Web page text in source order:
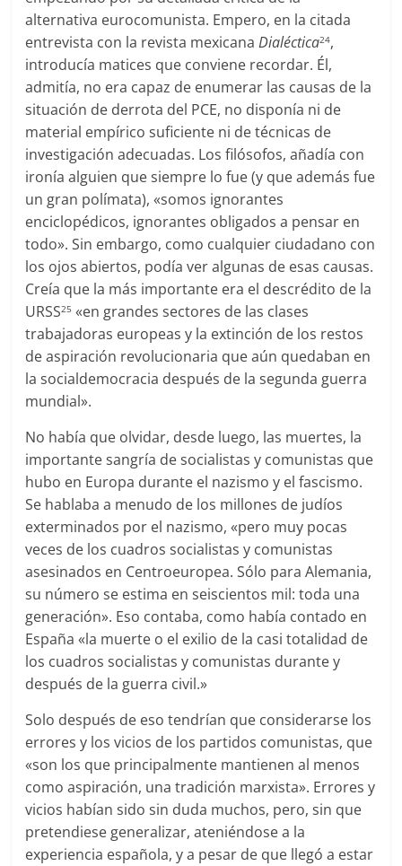
alternativa eurocomunista. Empero, en la citada
entrevista con la revista mexicanaDialéctica24,
introducía matices que conviene recordar. Él,
admitía, no era capaz de enumerar las causas de la
situación de derrota del PCE, no disponía ni de
material empírico suficiente ni de técnicas de
investigación adecuadas. Los filósofos, añadía con
ironía alguien que siempre lo fue (y que además fue
un gran polímata), «somos ignorantes
enciclopédicos, ignorantes obligados a pensar en
todo». Sin embargo, como cualquier ciudadano con
los ojos abiertos, podía ver algunas de esas causas.
Creía que la más importante era el descrédito de la
URSS25 «en grandes sectores de las clases
trabajadoras europeas y la extinción de los restos
de aspiración revolucionaria que aún quedaban en
la socialdemocracia después de la segunda guerra
mundial».
No había que olvidar, desde luego, las muertes, la
importante sangría de socialistas y comunistas que
hubo en Europa durante el nazismo y el fascismo.
Se hablaba a menudo de los millones de judíos
exterminados por el nazismo, «pero muy pocas
veces de los cuadros socialistas y comunistas
asesinados en Centroeuropea. Sólo para Alemania,
su número se estima en seiscientos mil: toda una
generación». Eso contaba, como había contado en
España «la muerte o el exilio de la casi totalidad de
los cuadros socialistas y comunistas durante y
después de la guerra civil.»
Solo después de eso tendrían que considerarse los
errores y los vicios de los partidos comunistas, que
«son los que principalmente mantienen al menos
como aspiración, una tradición marxista». Errores y
vicios habían sido sin duda muchos, pero, sin que
pretendiese generalizar, ateniéndose a la
experiencia española, y a pesar de que llegó a estar